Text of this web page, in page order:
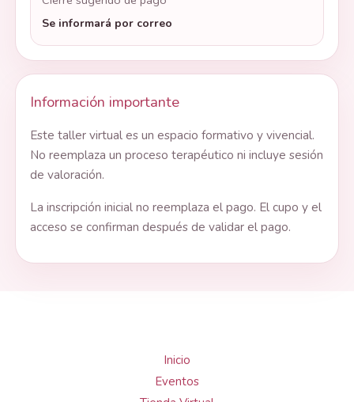
Se informará por correo
Información importante
Este taller virtual es un espacio formativo y vivencial.
No reemplaza un proceso terapéutico ni incluye sesión
de valoración.
La inscripción inicial no reemplaza el pago. El cupo y el
acceso se confirman después de validar el pago.
Inicio
Eventos